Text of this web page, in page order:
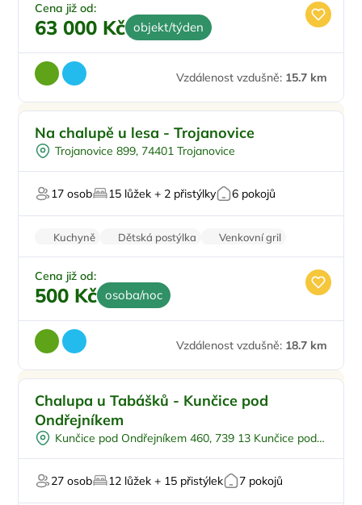
Cena již od:
63 000 Kč objekt/týden
Vzdálenost vzdušně: 15.7 km
Koupací sud
Pro skupiny
Na horách
Na chalupě u lesa - Trojanovice
Trojanovice 899, 74401 Trojanovice
17 osob 15 lůžek + 2 přistýlky 6 pokojů
Kuchyně Dětská postýlka
Venkovní gril
Šatní skříně
Wi-Fi
Cena již od:
500 Kč osoba/noc
Vzdálenost vzdušně: 18.7 km
Polopenze
Na samotě
U lesa
Pro svatby a oslavy
Chalupa u Tabášků - Kunčice pod
Ondřejníkem
Kunčice pod Ondřejníkem 460, 739 13 Kunčice pod
27 osob
12 lůžek + 15 přistýlek 7 pokojů